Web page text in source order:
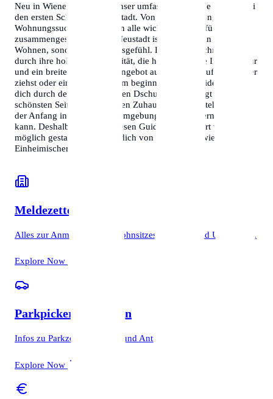
Neu in Wiener Neustadt? Unser umfassender Guide hilft dir bei
den ersten Schritten in der Stadt. Von der Anmeldung bis zur
Wohnungssuche – wir haben alle wichtigen Infos für dich
zusammengestellt. Wiener Neustadt ist nicht nur ein Ort zum
Wohnen, sondern ein Lebensgefühl. Die Stadt zeichnet sich
durch ihre hohe Lebensqualität, die hervorragende Infrastruktur
und ein breites kulturelles Angebot aus. Ob du beruflich hierher
ziehst oder ein neues Studium beginnst, dieser Guide begleitet
dich durch den bürokratischen Dschungel und zeigt dir die
schönsten Seiten deines neuen Zuhauses. Wir verstehen, dass
der Anfang in einer neuen Umgebung herausfordernd sein
kann. Deshalb haben wir diesen Guide so detailliert wie
möglich gestaltet, damit du dich von Tag eins an wie ein
Einheimischer fühlst.
Meldezettel
Alles zur Anmeldung des Wohnsitzes, Termine und Unterlagen.
Explore Now
Parkpickerl & Parken
Infos zu Parkzonen, Kosten und Antragstellung.
Explore Now